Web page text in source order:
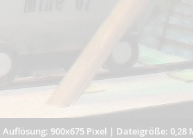
Auflösung: 900x675 Pixel | Dateigröße: 0,28